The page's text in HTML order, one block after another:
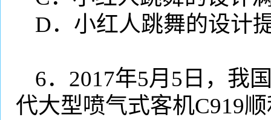
D．小红人跳舞的设计
6． 2017年5月 5 日，我
代大型喷气式客机C919